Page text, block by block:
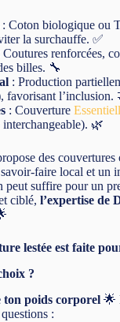
: Coton biologique ou
la surchauffe. ✅
Coutures renforcées,
billes. 🔧
: Production
favorisant l’inclusion.
: Couverture
interchangeable). 🌿
des couvertures
faire local et un
suffire pour un
ciblé, l’expertise de
lestée est faite
?
ton poids corporel 🌟
: